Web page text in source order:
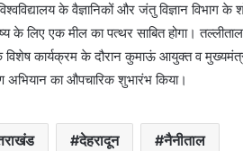
के वैज्ञानिकों और जंतु विज्ञान विभाग के
के लिए एक मील का पत्थर साबित होगा।
कार्यक्रम के दौरान कुमाऊं आयुक्त व
का औपचारिक शुभारंभ किया।
देहरादून नैनीताल